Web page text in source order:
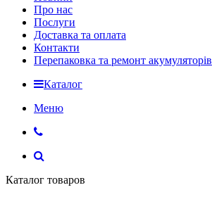
Про нас
Послуги
Доставка та оплата
Контакти
Перепаковка та ремонт акумуляторів
Каталог
Меню
Каталог товаров